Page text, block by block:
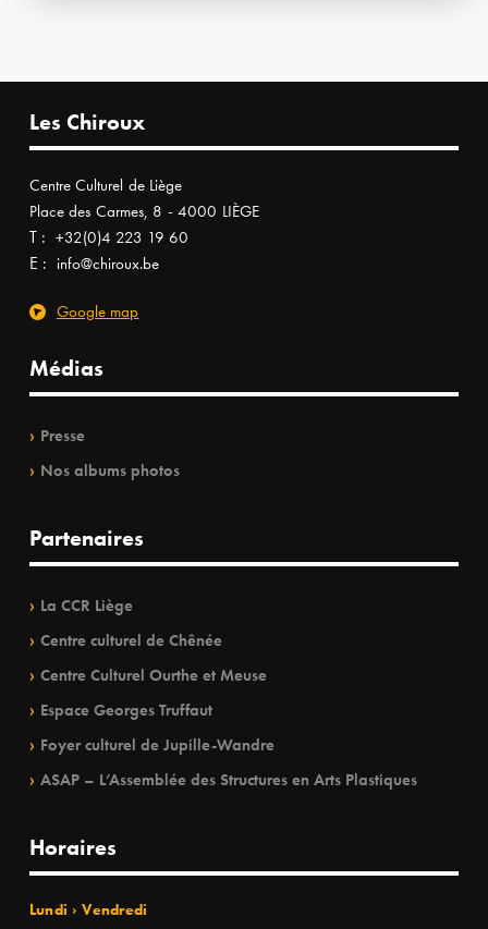
Les Chiroux
Centre Culturel de Liège
Place des Carmes, 8 - 4000 LIÈGE
T : +32(0)4 223 19 60
E : info@chiroux.be
Google map
Médias
Presse
Nos albums photos
Partenaires
La CCR Liège
Centre culturel de Chênée
Centre Culturel Ourthe et Meuse
Espace Georges Truffaut
Foyer culturel de Jupille-Wandre
ASAP – L’Assemblée des Structures en Arts Plastiques
Horaires
Lundi › Vendredi